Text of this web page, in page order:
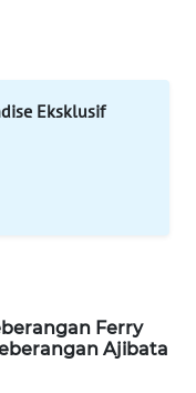
Eksklusif
Ferry
Ajibata